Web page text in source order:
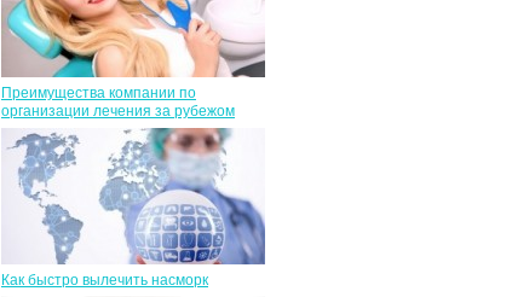
Преимущества компании по
организации лечения за рубежом
Как быстро вылечить насморк